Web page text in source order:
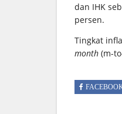
dan IHK
persen.
Tingkat
month (m-